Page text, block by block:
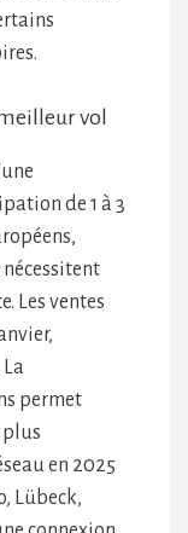
vol
de 1 à 3
Les ventes
permet
en 2025
Lübeck,